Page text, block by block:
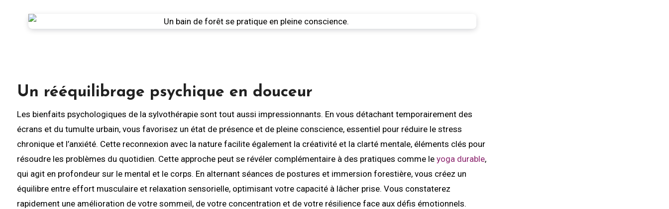
Un rééquilibrage psychique en douceur
Les bienfaits psychologiques de la sylvothérapie sont tout aussi impressionnants. En vous détachant temporairement des
écrans et du tumulte urbain, vous favorisez un état de présence et de pleine conscience, essentiel pour réduire le stress
chronique et l’anxiété. Cette reconnexion avec la nature facilite également la créativité et la clarté mentale, éléments clés pour
résoudre les problèmes du quotidien. Cette approche peut se révéler complémentaire à des pratiques comme le yoga durable,
qui agit en profondeur sur le mental et le corps. En alternant séances de postures et immersion forestière, vous créez un
équilibre entre effort musculaire et relaxation sensorielle, optimisant votre capacité à lâcher prise. Vous constaterez
rapidement une amélioration de votre sommeil, de votre concentration et de votre résilience face aux défis émotionnels.